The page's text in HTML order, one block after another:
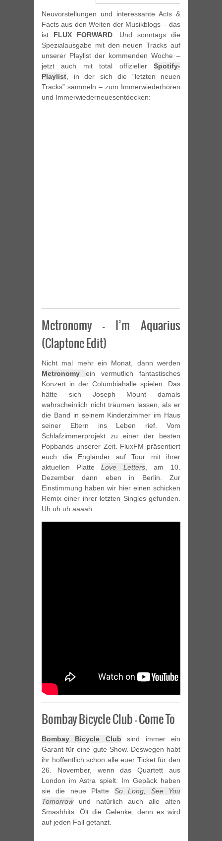
Neuvorstellungen und interessante Acts &
Facts aus den Weiten der Musikblogs – das
ist FLUX FORWARD. Und sonntags die
Spezialausgabe mit den neuen Tracks auf
unserer Playlist der kommenden Woche –
jetzt auch mit total offizieller Spotify-
Playlist, in der sich die “letzten neuen
Tracks” sammeln – zum Immerwiederhören
und Immerwiederneuesentdecken:
Metronomy – I’m Aquarius
(Claptone Edit)
Nicht mal mehr ein Monat, dann werden
Metronomy ein vermutlich fantastisches
Konzert in der Columbiahalle spielen. Das
hätte sich Joseph Mount damals
wahrscheinlich nicht träumen lassen, als er
die Band in seinem Kinderzimmer im Haus
seiner Eltern ins Leben rief. Vom
Schlafzimmerprojekt zu einer der besten
Popbands unserer Zeit. FluxFM präsentiert
euch die Engländer auf Tour mit ihrer
aktuellen PlatteLove Letters, am 10.
Dezember dann eben in Berlin. Zur
Einstimmung haben wir hier einen schicken
Remix einer ihrer letzten Singles gefunden.
Uh uh uh aaaah.
Bombay Bicycle Club – Come To
Bombay Bicycle Club sind immer ein
Garant für eine gute Show. Deswegen habt
ihr hoffentlich schon alle euer Ticket für den
26. November, wenn das Quartett aus
London im Astra spielt. Im Gepäck haben
sie die neue Platte So Long, See You
Tomorrowund natürlich auch alle alten
Smashhits. Ölt die Gelenke, denn es wird
auf jeden Fall getanzt.